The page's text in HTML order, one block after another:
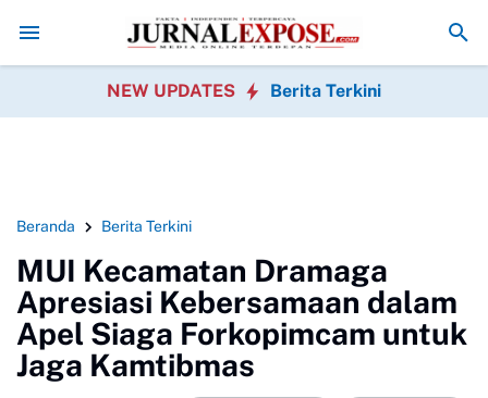
Sukabumi Sahkan Perda Disabilitas dan Setujui Perubahan
NEW UPDATES Berita Terkini
Beranda Berita Terkini
MUI Kecamatan Dramaga
Apresiasi Kebersamaan dalam
Apel Siaga Forkopimcam untuk
Jaga Kamtibmas